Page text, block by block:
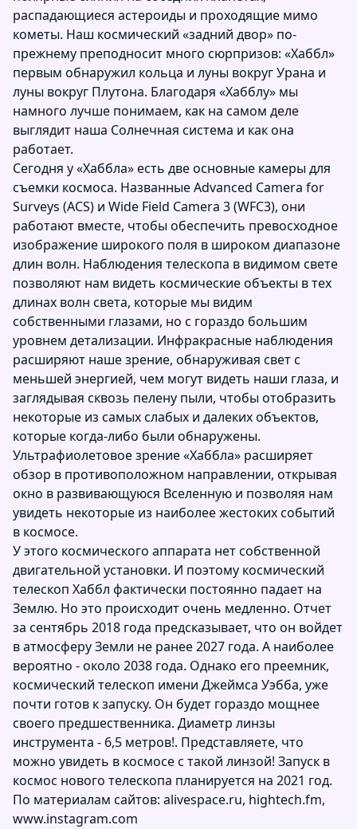
распадающиеся астероиды и проходящие мимо
кометы. Наш космический «задний двор» по-
прежнему преподносит много сюрпризов: «Хаббл»
первым обнаружил кольца и луны вокруг Урана и
луны вокруг Плутона. Благодаря «Хабблу» мы
намного лучше понимаем, как на самом деле
выглядит наша Солнечная система и как она
работает.
Сегодня у «Хаббла» есть две основные камеры для
съемки космоса. Названные Advanced Camera for
Surveys (ACS) и Wide Field Camera 3 (WFC3), они
работают вместе, чтобы обеспечить превосходное
изображение широкого поля в широком диапазоне
длин волн. Наблюдения телескопа в видимом свете
позволяют нам видеть космические объекты в тех
длинах волн света, которые мы видим
собственными глазами, но с гораздо большим
уровнем детализации. Инфракрасные наблюдения
расширяют наше зрение, обнаруживая свет с
меньшей энергией, чем могут видеть наши глаза, и
заглядывая сквозь пелену пыли, чтобы отобразить
некоторые из самых слабых и далеких объектов,
которые когда-либо были обнаружены.
Ультрафиолетовое зрение «Хаббла» расширяет
обзор в противоположном направлении, открывая
окно в развивающуюся Вселенную и позволяя нам
увидеть некоторые из наиболее жестоких событий
в космосе.
У этого космического аппарата нет собственной
двигательной установки. И поэтому космический
телескоп Хаббл фактически постоянно падает на
Землю. Но это происходит очень медленно. Отчет
за сентябрь 2018 года предсказывает, что он войдет
в атмосферу Земли не ранее 2027 года. А наиболее
вероятно - около 2038 года. Однако его преемник,
космический телескоп имени Джеймса Уэбба, уже
почти готов к запуску. Он будет гораздо мощнее
своего предшественника. Диаметр линзы
инструмента - 6,5 метров!. Представляете, что
можно увидеть в космосе с такой линзой! Запуск в
космос нового телескопа планируется на 2021 год.
По материалам сайтов: alivespace.ru, hightech.fm,
www.instagram.com